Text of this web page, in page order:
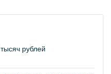
рублей